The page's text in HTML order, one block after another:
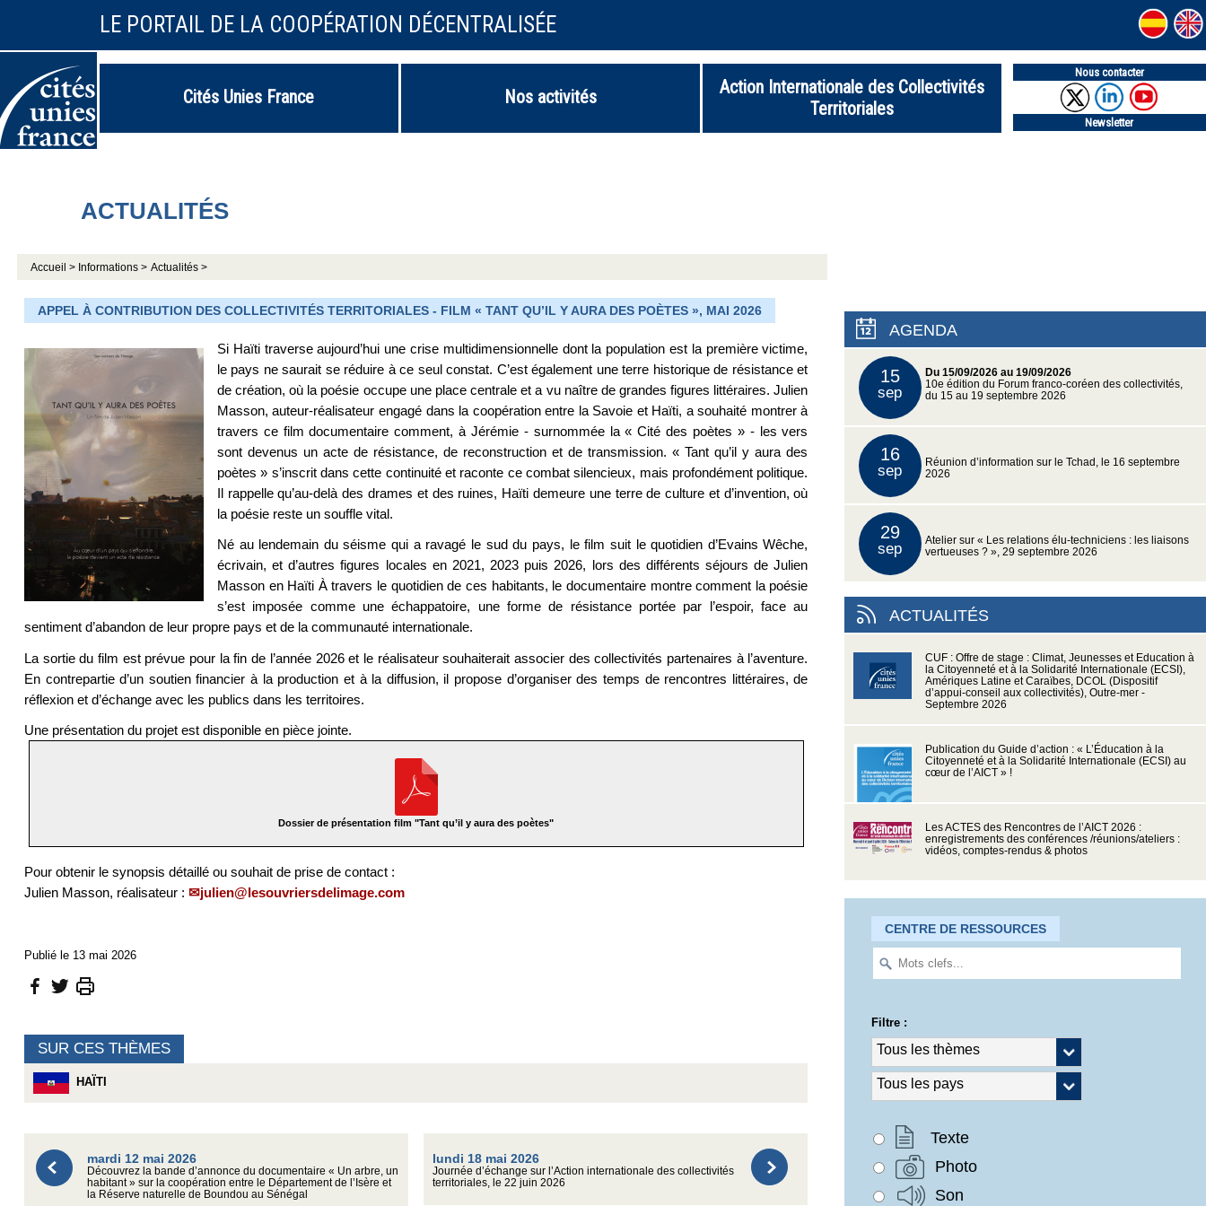
LE PORTAIL DE LA COOPÉRATION DÉCENTRALISÉE
Cités Unies France Nos activités
Action Internationale des Collectivités
Territoriales
Nous contacter
Newsletter
ACTUALITÉS
Accueil > Informations > Actualités >
APPEL À CONTRIBUTION DES COLLECTIVITÉS TERRITORIALES - FILM « TANT QU’IL Y AURA DES POÈTES », MAI 2026
Si Haïti traverse aujourd’hui une crise multidimensionnelle dont la population est la première victime,
le pays ne saurait se réduire à ce seul constat. C’est également une terre historique de résistance et
de création, où la poésie occupe une place centrale et a vu naître de grandes figures littéraires. Julien
Masson, auteur-réalisateur engagé dans la coopération entre la Savoie et Haïti, a souhaité montrer à
travers ce film documentaire comment, à Jérémie - surnommée la « Cité des poètes » - les vers
sont devenus un acte de résistance, de reconstruction et de transmission. « Tant qu’il y aura des
poètes » s’inscrit dans cette continuité et raconte ce combat silencieux, mais profondément politique.
Il rappelle qu’au-delà des drames et des ruines, Haïti demeure une terre de culture et d’invention, où
la poésie reste un souffle vital.
Né au lendemain du séisme qui a ravagé le sud du pays, le film suit le quotidien d’Evains Wêche,
écrivain, et d’autres figures locales en 2021, 2023 puis 2026, lors des différents séjours de Julien
Masson en Haïti À travers le quotidien de ces habitants, le documentaire montre comment la poésie
s’est imposée comme une échappatoire, une forme de résistance portée par l’espoir, face au
sentiment d’abandon de leur propre pays et de la communauté internationale.
La sortie du film est prévue pour la fin de l’année 2026 et le réalisateur souhaiterait associer des collectivités partenaires à l’aventure.
En contrepartie d’un soutien financier à la production et à la diffusion, il propose d’organiser des temps de rencontres littéraires, de
réflexion et d’échange avec les publics dans les territoires.
Une présentation du projet est disponible en pièce jointe.
Dossier de présentation film "Tant qu’il y aura des poètes"
Pour obtenir le synopsis détaillé ou souhait de prise de contact :
Julien Masson, réalisateur :
julien@lesouvriersdelimage.com
Publié le 13 mai 2026
SUR CES THÈMES
HAÏTI
mardi 12 mai 2026
Découvrez la bande d’annonce du documentaire « Un arbre, un
habitant » sur la coopération entre le Département de l’Isère et
la Réserve naturelle de Boundou au Sénégal
lundi 18 mai 2026
Journée d’échange sur l’Action internationale des collectivités
territoriales, le 22 juin 2026
AGENDA
15
sep
Du 15/09/2026 au 19/09/2026
10e édition du Forum franco-coréen des collectivités,
du 15 au 19 septembre 2026
16
sep
Réunion d’information sur le Tchad, le 16 septembre
2026
29
sep
Atelier sur « Les relations élu-techniciens : les liaisons
vertueuses ? », 29 septembre 2026
ACTUALITÉS
CUF : Offre de stage : Climat, Jeunesses et Education à
la Citoyenneté et à la Solidarité Internationale (ECSI),
Amériques Latine et Caraïbes, DCOL (Dispositif
d’appui-conseil aux collectivités), Outre-mer -
Septembre 2026
Publication du Guide d’action : « L’Éducation à la
Citoyenneté et à la Solidarité Internationale (ECSI) au
cœur de l’AICT » !
Les ACTES des Rencontres de l’AICT 2026 :
enregistrements des conférences /réunions/ateliers :
vidéos, comptes-rendus & photos
CENTRE DE RESSOURCES
Filtre :
Texte
Photo
Son